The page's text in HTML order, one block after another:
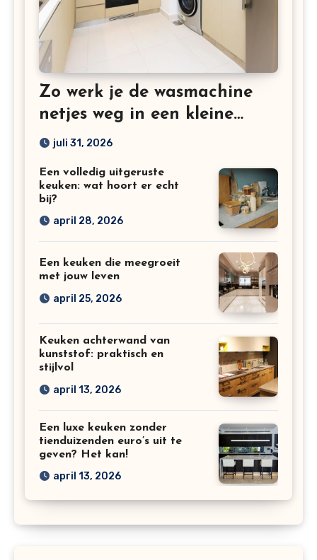
Zo werk je de wasmachine
netjes weg in een kleine
keuken
juli 31, 2026
Een volledig uitgeruste
keuken: wat hoort er echt
bij?
april 28, 2026
Een keuken die meegroeit
met jouw leven
april 25, 2026
Keuken achterwand van
kunststof: praktisch en
stijlvol
april 13, 2026
Een luxe keuken zonder
tienduizenden euro’s uit te
geven? Het kan!
april 13, 2026